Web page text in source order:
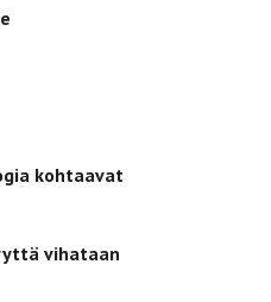
kohtaavat
vihataan